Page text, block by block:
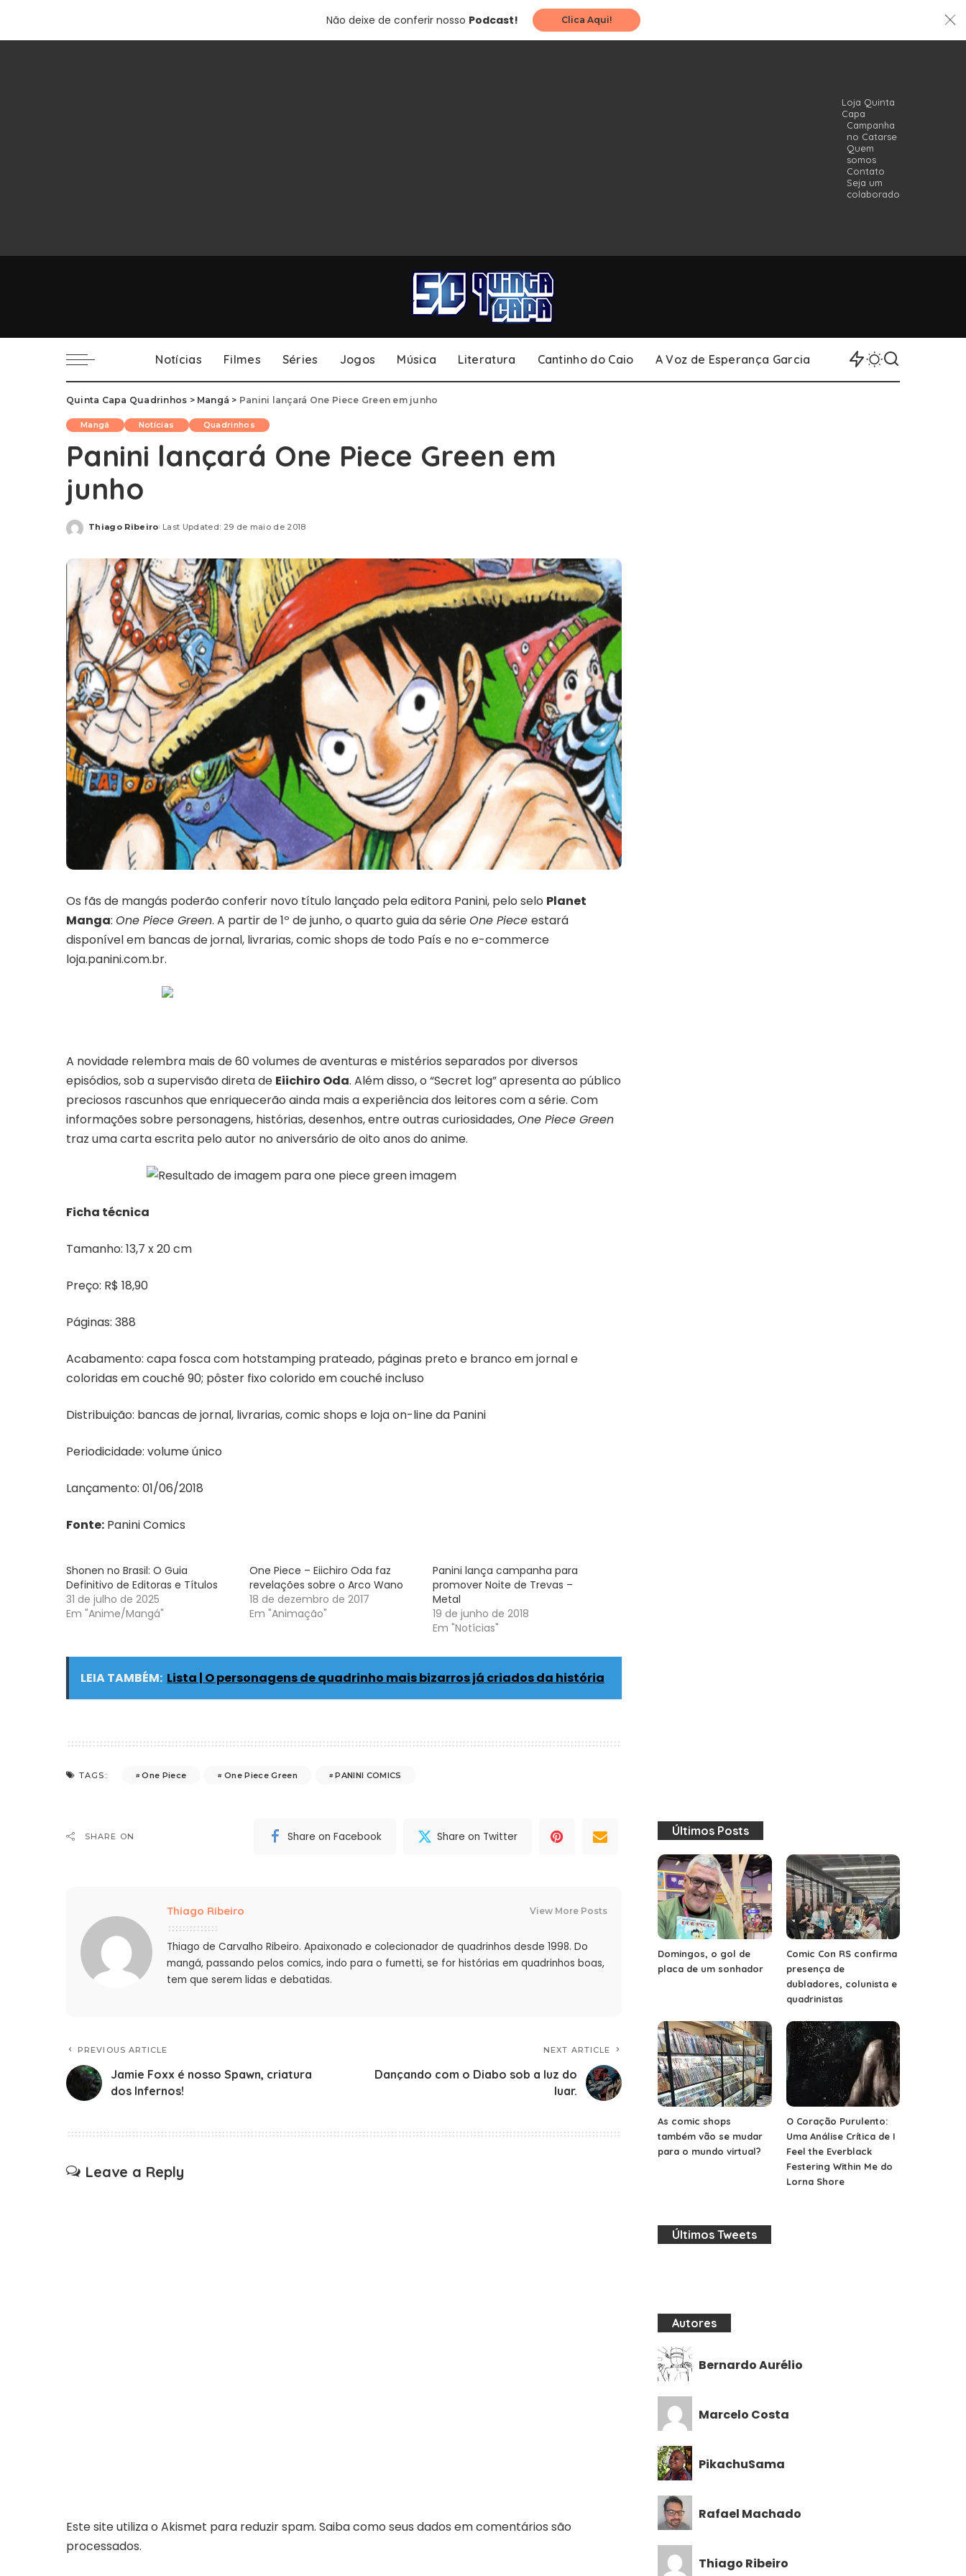
Não deixe de conferir nosso Podcast! Clica Aqui!
Loja Quinta
Capa
Campanha
no Catarse
Quem
somos
Contato
Seja um
colaborador
Notícias Filmes Séries Jogos Música Literatura Cantinho do Caio A Voz de Esperança Garcia
Quinta Capa Quadrinhos > Mangá > Panini lançará One Piece Green em junho
Mangá Notícias Quadrinhos
Panini lançará One Piece Green em
junho
Posted
Thiago Ribeiro Last Updated: 29 de maio de 2018
Os fãs de mangás poderão conferir novo título lançado pela editora Panini, pelo selo Planet
Manga: One Piece Green. A partir de 1º de junho, o quarto guia da sérieOne Piece estará
disponível em bancas de jornal, livrarias, comic shops de todo País e no e-commerce
loja.panini.com.br.
A novidade relembra mais de 60 volumes de aventuras e mistérios separados por diversos
episódios, sob a supervisão direta de Eiichiro Oda. Além disso, o “Secret log” apresenta ao público
preciosos rascunhos que enriquecerão ainda mais a experiência dos leitores com a série. Com
informações sobre personagens, histórias, desenhos, entre outras curiosidades,One Piece Green
traz uma carta escrita pelo autor no aniversário de oito anos do anime.
Ficha técnica
Tamanho: 13,7 x 20 cm
Preço: R$ 18,90
Páginas: 388
Acabamento: capa fosca com hotstamping prateado, páginas preto e branco em jornal e
coloridas em couché 90; pôster fixo colorido em couché incluso
Distribuição: bancas de jornal, livrarias, comic shops e loja on-line da Panini
Periodicidade: volume único
Lançamento: 01/06/2018
Fonte: Panini Comics
Shonen no Brasil: O Guia
Definitivo de Editoras e Títulos
31 de julho de 2025
Em "Anime/Mangá"
One Piece – Eiichiro Oda faz
revelações sobre o Arco Wano
18 de dezembro de 2017
Em "Animação"
Panini lança campanha para
promover Noite de Trevas –
Metal
19 de junho de 2018
Em "Notícias"
LEIA TAMBÉM: Lista | O personagens de quadrinho mais bizarros já criados da história
TAGS: One Piece One Piece Green PANINI COMICS
SHARE ON Share on Facebook Share on Twitter
Thiago Ribeiro View More Posts
Thiago de Carvalho Ribeiro. Apaixonado e colecionador de quadrinhos desde 1998. Do
mangá, passando pelos comics, indo para o fumetti, se for histórias em quadrinhos boas,
tem que serem lidas e debatidas.
PREVIOUS ARTICLE
Jamie Foxx é nosso Spawn, criatura
dos Infernos!
NEXT ARTICLE
Dançando com o Diabo sob a luz do
luar.
Leave a Reply
Este site utiliza o Akismet para reduzir spam. Saiba como seus dados em comentários são
processados.
Últimos Posts
Domingos, o gol de
placa de um sonhador
Comic Con RS confirma
presença de
dubladores, colunista e
quadrinistas
As comic shops
também vão se mudar
para o mundo virtual?
O Coração Purulento:
Uma Análise Crítica de I
Feel the Everblack
Festering Within Me do
Lorna Shore
Últimos Tweets
Autores
Bernardo Aurélio
Marcelo Costa
PikachuSama
Rafael Machado
Thiago Ribeiro